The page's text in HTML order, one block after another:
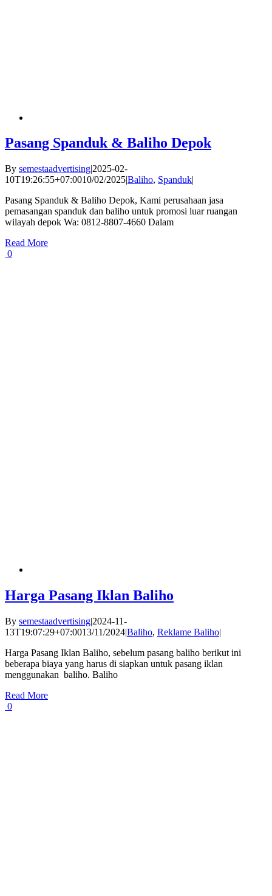
Pasang Spanduk & Baliho Depok
By semestaadvertising|2025-02-
10T19:26:55+07:0010/02/2025|Baliho, Spanduk|
Pasang Spanduk & Baliho Depok, Kami perusahaan jasa
pemasangan spanduk dan baliho untuk promosi luar ruangan
wilayah depok Wa: 0812-8807-4660 Dalam
Read More
0
Harga Pasang Iklan Baliho
By semestaadvertising|2024-11-
13T19:07:29+07:0013/11/2024|Baliho, Reklame Baliho|
Harga Pasang Iklan Baliho, sebelum pasang baliho berikut ini
beberapa biaya yang harus di siapkan untuk pasang iklan
menggunakan baliho. Baliho
Read More
0